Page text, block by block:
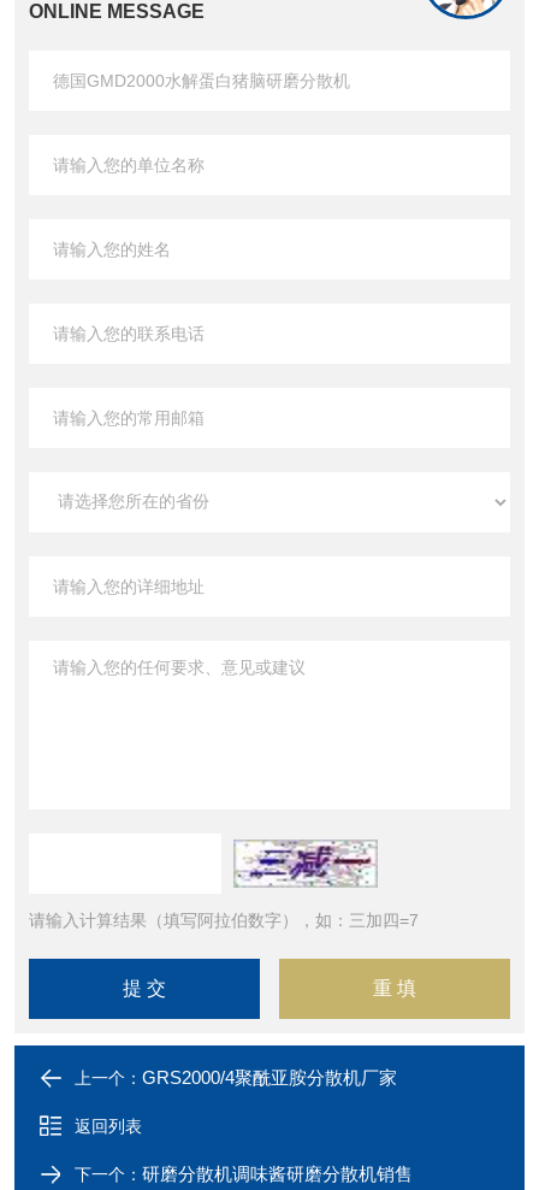
ONLINE MESSAGE
请输入计算结果（填写阿拉伯数字），如：三加四=7
上一个： GRS2000/4聚酰亚胺分散机厂家
返回列表
下一个： 研磨分散机调味酱研磨分散机销售